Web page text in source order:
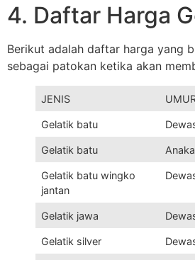
4. Daftar Harga
Berikut adalah daftar harga yang
sebagai patokan ketika akan
JENIS
Gelatik batu
Gelatik batu
Gelatik batu wingko
jantan
Gelatik jawa
Gelatik silver